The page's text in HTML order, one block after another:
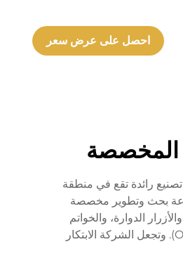
احصل على عرض سعر
المخصصة
وهي شركة تصنيع رائدة تقع في منطقة
20000 متر مربع، فإن الشركة توظف أكثر من 500 موظف مؤهل ومجموعة بحث وتطوير مخصصة
الدوارة، والخواتم
الذهبية، وأسطح الساعات، والمجوهرات المصنوعة من المعادن الثمينة، كما تتميز أيضًا في البحث والتطوير والإنتاج المخصص للساعات المعدنية الثمينة (ODM). وتجعل الشركة الابتكار